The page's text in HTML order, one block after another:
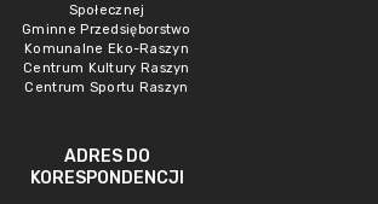
Społecznej
Gminne Przedsięborstwo
Komunalne Eko-Raszyn
Centrum Kultury Raszyn
Centrum Sportu Raszyn
ADRES DO
KORESPONDENCJI